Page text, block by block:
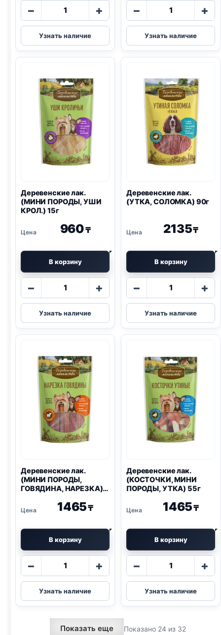
−
Количество
Деревенские
лак.
(МИНИ
ГРУДКИ)
55г
+
Узнать наличие
−
Количество
Деревенские
лак.
(МИНИ
НАРЕЗКА)
55г
+
Узнать наличие
Деревенские лак.
(МИНИ ПОРОДЫ, УШИ
КРОЛ.) 15г
960₸
В корзину
−
Количество
Деревенские
лак.
(МИНИ
КРОЛ.)
15г
+
Узнать наличие
Деревенские лак.
(УТКА, СОЛОМКА) 90г
2135₸
В корзину
−
Количество
Деревенские
лак.
(УТКА,
+
Узнать наличие
Деревенские лак.
(МИНИ ПОРОДЫ,
ГОВЯДИНА, НАРЕЗКА)
1465₸
В корзину
−
Количество
Деревенские
лак.
(МИНИ
ПОРОДЫ,
ГОВЯДИНА,
+
Узнать наличие
Деревенские лак.
(КОСТОЧКИ, МИНИ
ПОРОДЫ, УТКА) 55г
1465₸
В корзину
−
Количество
Деревенские
лак.
(КОСТОЧКИ,
ПОРОДЫ,
+
Узнать наличие
Показать еще Показано 24 из 32